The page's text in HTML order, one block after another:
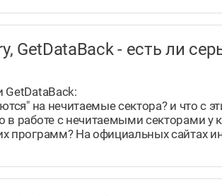
GetDataBack - есть ли
GetDataBack:
на нечитаемые сектора? и что с
в работе с нечитаемыми секторами у
программ? На официальных сайтах